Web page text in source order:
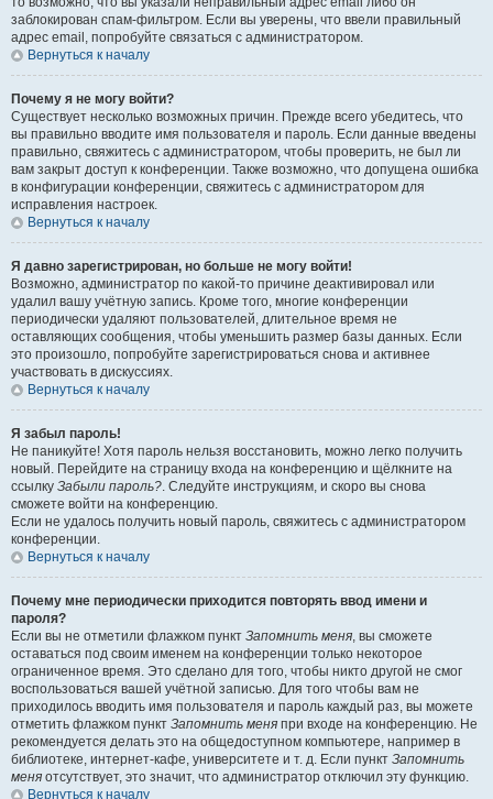
заблокирован спам-фильтром. Если вы уверены, что ввели правильный
адрес email, попробуйте связаться с администратором.
Вернуться к началу
Почему я не могу войти?
Существует несколько возможных причин. Прежде всего убедитесь, что
вы правильно вводите имя пользователя и пароль. Если данные введены
правильно, свяжитесь с администратором, чтобы проверить, не был ли
вам закрыт доступ к конференции. Также возможно, что допущена ошибка
в конфигурации конференции, свяжитесь с администратором для
исправления настроек.
Вернуться к началу
Я давно зарегистрирован, но больше не могу войти!
Возможно, администратор по какой-то причине деактивировал или
удалил вашу учётную запись. Кроме того, многие конференции
периодически удаляют пользователей, длительное время не
оставляющих сообщения, чтобы уменьшить размер базы данных. Если
это произошло, попробуйте зарегистрироваться снова и активнее
участвовать в дискуссиях.
Вернуться к началу
Я забыл пароль!
Не паникуйте! Хотя пароль нельзя восстановить, можно легко получить
новый. Перейдите на страницу входа на конференцию и щёлкните на
ссылку Забыли пароль?. Следуйте инструкциям, и скоро вы снова
сможете войти на конференцию.
Если не удалось получить новый пароль, свяжитесь с администратором
конференции.
Вернуться к началу
Почему мне периодически приходится повторять ввод имени и
пароля?
Если вы не отметили флажком пункт Запомнить меня, вы сможете
оставаться под своим именем на конференции только некоторое
ограниченное время. Это сделано для того, чтобы никто другой не смог
воспользоваться вашей учётной записью. Для того чтобы вам не
приходилось вводить имя пользователя и пароль каждый раз, вы можете
отметить флажком пункт Запомнить меня при входе на конференцию. Не
рекомендуется делать это на общедоступном компьютере, например в
библиотеке, интернет-кафе, университете и т. д. Если пункт Запомнить
меня отсутствует, это значит, что администратор отключил эту функцию.
Вернуться к началу